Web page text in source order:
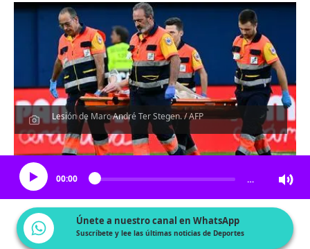
Lesión de Marc André Ter Stegen. / AFP
Escucha el artículo
00:00 …
Únete a nuestro canal en WhatsApp
Suscríbete y lee las últimas noticias de Deportes